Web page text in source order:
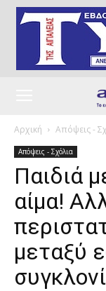
Αρχική Απόψεις -
Απόψεις - Σχόλια
Παιδιά
αίμα!
μεταξύ